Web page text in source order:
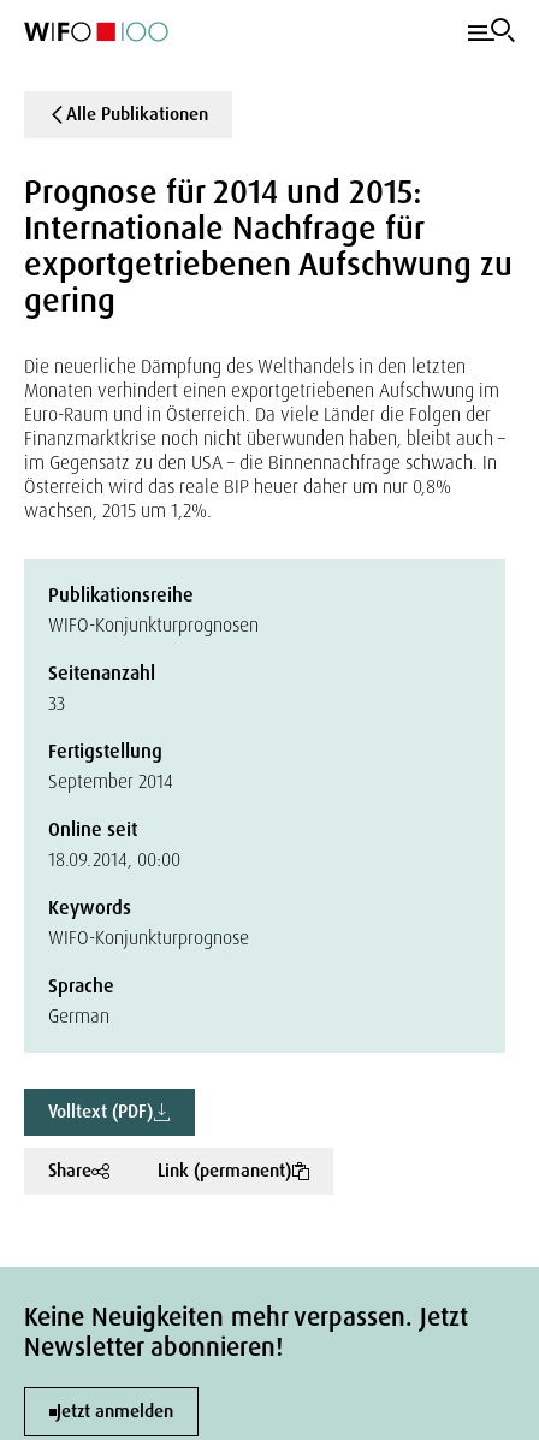
Alle Publikationen
Prognose für 2014 und 2015:
Internationale Nachfrage für
exportgetriebenen Aufschwung zu
gering
Die neuerliche Dämpfung des Welthandels in den letzten
Monaten verhindert einen exportgetriebenen Aufschwung im
Euro-Raum und in Österreich. Da viele Länder die Folgen der
Finanzmarktkrise noch nicht überwunden haben, bleibt auch –
im Gegensatz zu den USA – die Binnennachfrage schwach. In
Österreich wird das reale BIP heuer daher um nur 0,8%
wachsen, 2015 um 1,2%.
Publikationsreihe
WIFO-Konjunkturprognosen
Seitenanzahl
33
Fertigstellung
September 2014
Online seit
18.09.2014, 00:00
Keywords
WIFO-Konjunkturprognose
Sprache
German
Volltext (PDF)
Share Link (permanent)
Keine Neuigkeiten mehr verpassen. Jetzt
Newsletter abonnieren!
Jetzt anmelden